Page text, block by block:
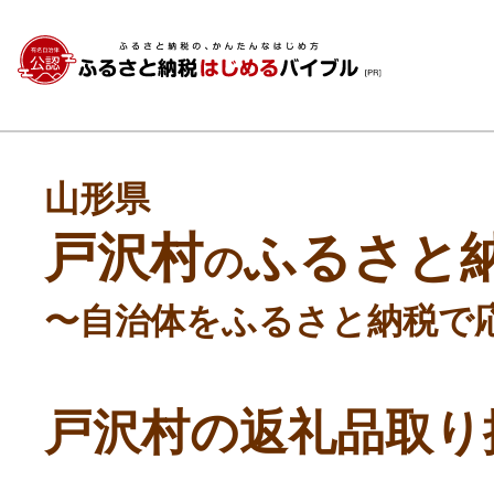
山形県
戸沢村のふるさと
〜自治体をふるさと納税で
戸沢村の返礼品取